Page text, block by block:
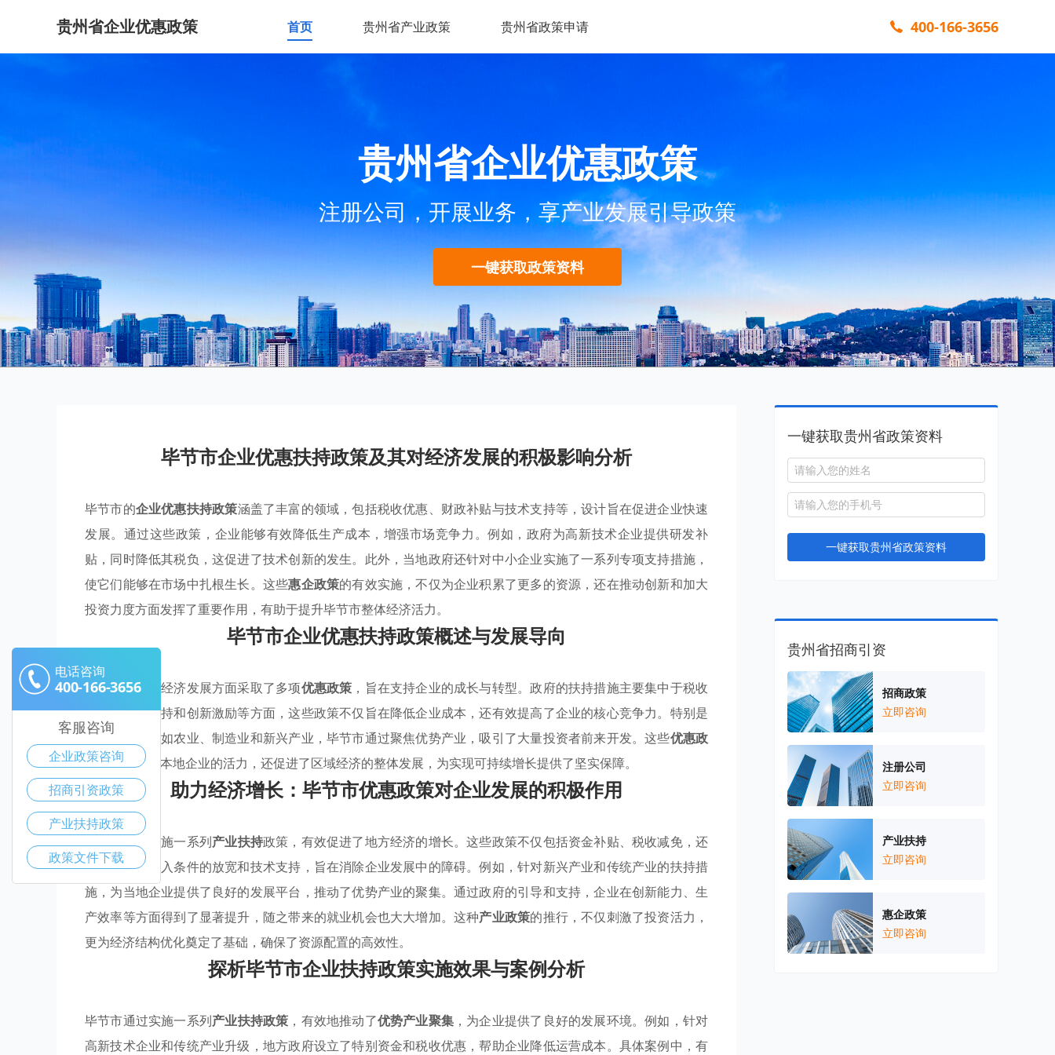
贵州省企业优惠政策 首页 贵州省产业政策 贵州省政策申请 400-166-3656
贵州省企业优惠政策
注册公司，开展业务，享产业发展引导政策
一键获取政策资料
毕节市企业优惠扶持政策及其对经济发展的积极影响分析
毕节市的企业优惠扶持政策涵盖了丰富的领域，包括税收优惠、财政补贴与技术支持等，设计旨在促进企业快速
发展。通过这些政策，企业能够有效降低生产成本，增强市场竞争力。例如，政府为高新技术企业提供研发补
贴，同时降低其税负，这促进了技术创新的发生。此外，当地政府还针对中小企业实施了一系列专项支持措施，
使它们能够在市场中扎根生长。这些惠企政策的有效实施，不仅为企业积累了更多的资源，还在推动创新和加大
投资力度方面发挥了重要作用，有助于提升毕节市整体经济活力。
毕节市企业优惠扶持政策概述与发展导向
毕节市在推动经济发展方面采取了多项优惠政策 ，旨在支持企业的成长与转型。政府的扶持措施主要集中于税收
减免、融资支持和创新激励等方面，这些政策不仅旨在降低企业成本，还有效提高了企业的核心竞争力。特别是
在关键行业，如农业、制造业和新兴产业，毕节市通过聚焦优势产业，吸引了大量投资者前来开发。这些优惠政
策不仅增强了本地企业的活力，还促进了区域经济的整体发展，为实现可持续增长提供了坚实保障。
助力经济增长：毕节市优惠政策对企业发展的积极作用
毕节市通过实施一系列产业扶持政策，有效促进了地方经济的增长。这些政策不仅包括资金补贴、税收减免，还
涵盖了市场准入条件的放宽和技术支持，旨在消除企业发展中的障碍。例如，针对新兴产业和传统产业的扶持措
施，为当地企业提供了良好的发展平台，推动了优势产业的聚集。通过政府的引导和支持，企业在创新能力、生
产效率等方面得到了显著提升，随之带来的就业机会也大大增加。这种产业政策的推行，不仅刺激了投资活力，
更为经济结构优化奠定了基础，确保了资源配置的高效性。
探析毕节市企业扶持政策实施效果与案例分析
毕节市通过实施一系列产业扶持政策 ，有效地推动了优势产业聚集 ，为企业提供了良好的发展环境。例如，针对
高新技术企业和传统产业升级，地方政府设立了特别资金和税收优惠，帮助企业降低运营成本。具体案例中，有
一键获取贵州省政策资料
一键获取贵州省政策资料
贵州省招商引资
招商政策
立即咨询
注册公司
立即咨询
产业扶持
立即咨询
惠企政策
立即咨询
电话咨询
400-166-3656
客服咨询
企业政策咨询
招商引资政策
产业扶持政策
政策文件下载